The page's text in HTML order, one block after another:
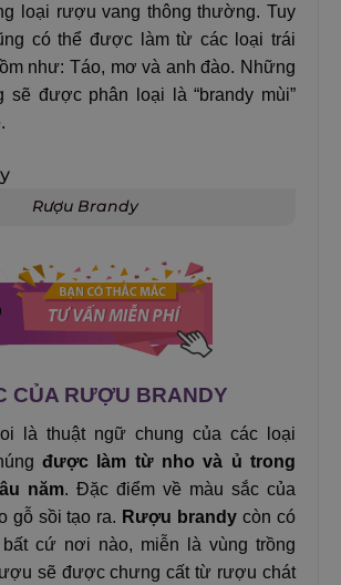
loại rượu vang thông thường. Tuy
có thể được làm từ các loại trái
như: Táo, mơ và anh đào. Những
sẽ được phân loại là “brandy mùi”
Rượu Brandy
CỦA RƯỢU BRANDY
là thuật ngữ chung của các loại
được làm từ nho và ủ trong
năm. Đặc điểm về màu sắc của
gỗ sồi tạo ra. Rượu brandy còn có
cứ nơi nào, miễn là vùng trồng
sẽ được chưng cất từ rượu chát